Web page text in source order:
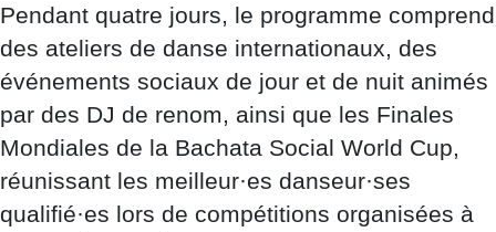
Pendant quatre jours, le programme comprend
des ateliers de danse internationaux, des
événements sociaux de jour et de nuit animés
par des DJ de renom, ainsi que les Finales
Mondiales de la Bachata Social World Cup,
réunissant les meilleur·es danseur·ses
qualifié·es lors de compétitions organisées à